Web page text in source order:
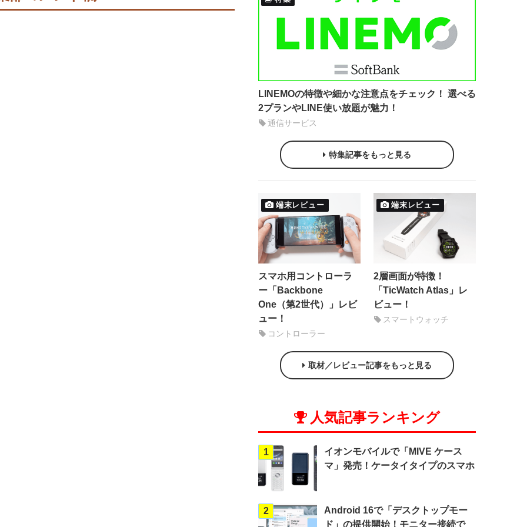
LINEMOの特徴や細かな注意点をチェック！ 選べる
2プランやLINE使い放題が魅力！
通信サービス
特集記事をもっと見る
端末レビュー
スマホ用コントローラ
ー「Backbone
One（第2世代）」レビ
ュー！
コントローラー
端末レビュー
2層画面が特徴！
「TicWatch Atlas」レ
ビュー！
スマートウォッチ
取材／レビュー記事をもっと見る
人気記事ランキング
1
イオンモバイルで「MIVE ケース
マ」発売！ケータイタイプのスマホ
2
Android 16で「デスクトップモー
ド」の提供開始！モニター接続で